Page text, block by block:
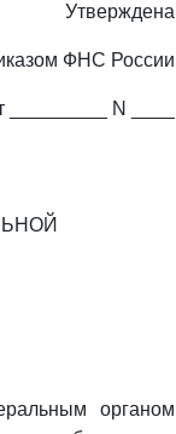
Утверждена
ФНС России
_________ N ____
органом